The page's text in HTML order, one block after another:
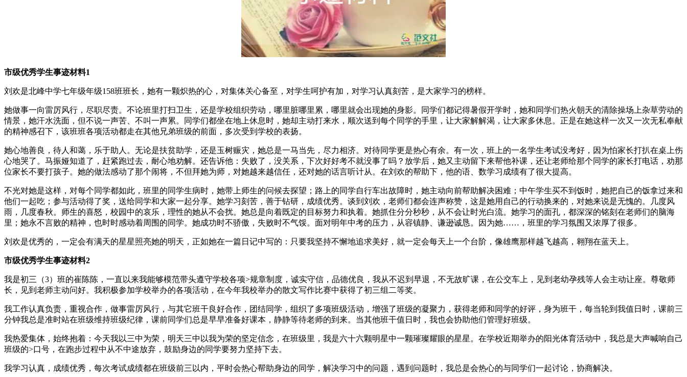
市级优秀学生事迹材料1
刘欢是北峰中学七年级年级158班班长，她有一颗炽热的心，对集体关心备至，对学生呵护有加，对学习认真刻苦，是大家学习的榜样。
她做事一向雷厉风行，尽职尽责。不论班里打扫卫生，还是学校组织劳动，哪里脏哪里累，哪里就会出现她的身影。同学们都记得暑假开学时，她和同学们热火朝天的清除操场上杂草劳动的
情景，她汗水洗面，但不说一声苦、不叫一声累。同学们都坐在地上休息时，她却主动打来水，顺次送到每个同学的手里，让大家解解渴，让大家多休息。正是在她这样一次又一次无私奉献
的精神感召下，该班班各项活动都走在其他兄弟班级的前面，多次受到学校的表扬。
她心地善良，待人和蔼，乐于助人。无论是扶贫助学，还是玉树赈灾，她总是一马当先，尽力相济。对待同学更是热心有余。有一次，班上的一名学生考试没考好，因为怕家长打扒在桌上伤
心地哭了。马振娅知道了，赶紧跑过去，耐心地劝解。还告诉他：失败了，没关系，下次好好考不就没事了吗？放学后，她又主动留下来帮他补课，还让老师给那个同学的家长打电话，劝那
位家长不要打孩子。她的做法感动了那个闹将，不但拜她为师，对她越来越信任，还对她的话言听计从。在刘欢的帮助下，他的语、数学习成绩有了很大提高。
不光对她是这样，对每个同学都如此，班里的同学生病时，她带上师生的问候去探望；路上的同学自行车出故障时，她主动向前帮助解决困难；中午学生买不到饭时，她把自己的饭拿过来和
他们一起吃；参与活动得了奖，送给同学和大家一起分享。她学习刻苦，善于钻研，成绩优秀。谈到刘欢，老师们都会连声称赞，这是她用自己的行动换来的，对她来说是无愧的。几度风
雨，几度春秋。师生的喜怒，校园中的哀乐，理性的她从不会扰。她总是向着既定的目标努力和执着。她抓住分分秒秒，从不会让时光白流。她学习的面孔，都深深的铭刻在老师们的脑海
里；她永不言败的精神，也时时感动着周围的同学。她成功时不骄傲，失败时不气馁。面对明年中考的压力，从容镇静、谦逊诚恳。因为她……，班里的学习氛围又浓厚了很多。
刘欢是优秀的，一定会有满天的星星照亮她的明天，正如她在一篇日记中写的：只要我坚持不懈地追求美好，就一定会每天上一个台阶，像雄鹰那样越飞越高，翱翔在蓝天上。
市级优秀学生事迹材料2
我是初三（3）班的崔陈陈，一直以来我能够模范带头遵守学校各项>规章制度，诚实守信，品德优良，我从不迟到早退，不无故旷课，在公交车上，见到老幼孕残等人会主动让座。尊敬师
长，见到老师主动问好。我积极参加学校举办的各项活动，在今年我校举办的散文写作比赛中获得了初三组二等奖。
我工作认真负责，重视合作，做事雷厉风行，与其它班干良好合作，团结同学，组织了多项班级活动，增强了班级的凝聚力，获得老师和同学的好评，身为班干，每当轮到我值日时，课前三
分钟我总是准时站在班级维持班级纪律，课前同学们总是早早准备好课本，静静等待老师的到来。当其他班干值日时，我也会协助他们管理好班级。
我热爱集体，始终抱着：今天我以三中为荣，明天三中以我为荣的坚定信念，在班级里，我是六十六颗明星中一颗璀璨耀眼的星星。在学校近期举办的阳光体育活动中，我总是大声喊响自己
班级的>口号，在跑步过程中从不中途放弃，鼓励身边的同学要努力坚持下去。
我学习认真，成绩优秀，每次考试成绩都在班级前三以内，平时会热心帮助身边的同学，解决学习中的问题，遇到问题时，我总是会热心的与同学们一起讨论，协商解决。